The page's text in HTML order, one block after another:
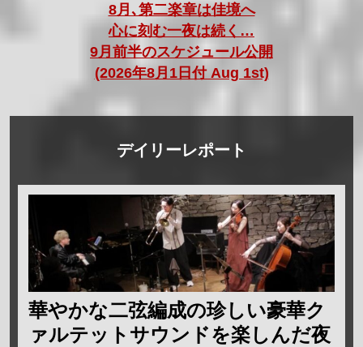
8月､第二楽章は佳境へ
心に刻む一夜は続く…
9月前半のスケジュール公開
(2026年8月1日付 Aug 1st)
デイリーレポート
華やかな二弦編成の珍しい豪華ク
ァルテットサウンドを楽しんだ夜